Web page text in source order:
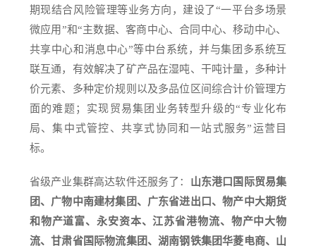
期现结合风险管理等业务方向，建设了“一平台多场景
微应用”和“主数据、客商中心、合同中心、移动中心、
共享中心和消息中心”等中台系统，并与集团多系统互
联互通，有效解决了矿产品在湿吨、干吨计量，多种计
价元素、多种定价规则以及多品位区间综合计价管理方
面的难题；实现贸易集团业务转型升级的“专业化布
局、集中式管控、共享式协同和一站式服务”运营目
标。
省级产业集群高达软件还服务了： 山东港口国际贸易集
团、广物中南建材集团、广东省进出口、物产中大期货
和物产道富、永安资本、江苏省港物流、物产中大物
流、甘肃省国际物流集团、湖南钢铁集团华菱电商、山